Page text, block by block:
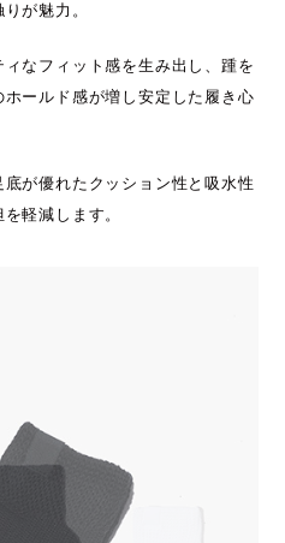
が魅力。
なフィット感を生み出し、踵を
ールド感が増し安定した履き心
が優れたクッション性と吸水性
軽減します。